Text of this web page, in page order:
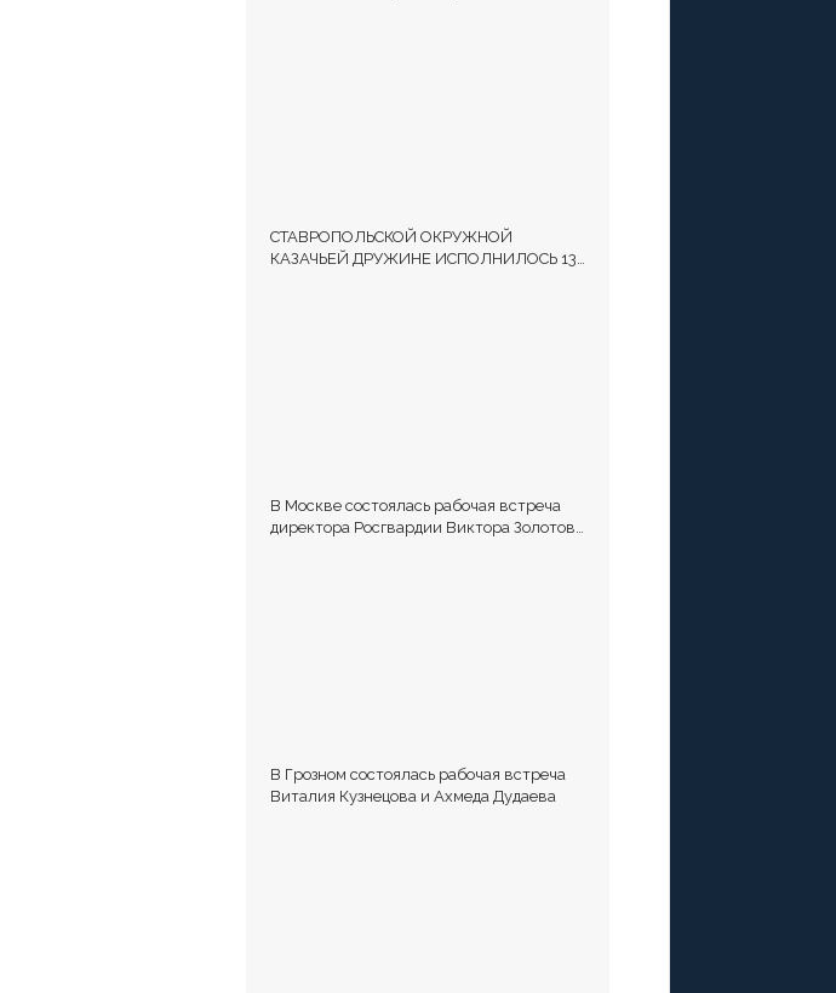
СТАВРОПОЛЬСКОЙ ОКРУЖНОЙ
КАЗАЧЬЕЙ ДРУЖИНЕ ИСПОЛНИЛОСЬ 13
В Москве состоялась рабочая встреча
директора Росгвардии Виктора Золотова
В Грозном состоялась рабочая встреча
Виталия Кузнецова и Ахмеда Дудаева